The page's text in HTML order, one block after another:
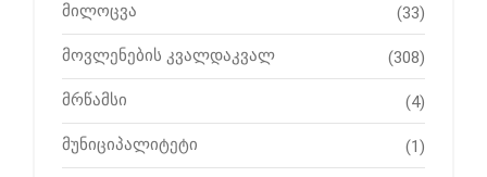
მილოცვა (33)
მოვლენების კვალდაკვალ (308)
მრწამსი (4)
მუნიციპალიტეტი (1)